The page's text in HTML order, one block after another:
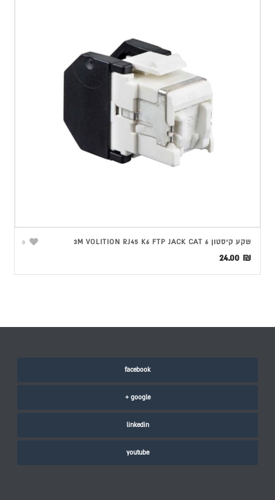
0 שקע קיסטון 3M VOLITION RJ45 K6 FTP JACK CAT 6
24.00 ₪
facebook
google +
linkedin
youtube